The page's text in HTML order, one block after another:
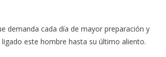
demanda cada día de mayor preparación y
este hombre hasta su último aliento.